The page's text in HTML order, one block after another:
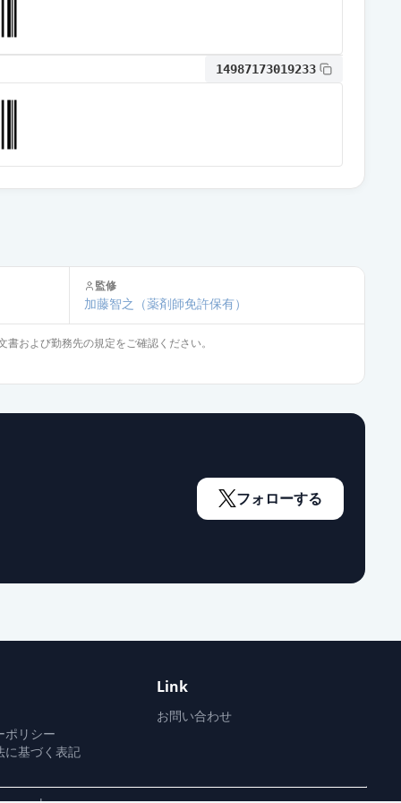
14987173019233
監修
加藤智之 （薬剤師免許保有）
および勤務先の規定をご確認ください。
フォローする
ポリシー
に基づく表記
Link
お問い合わせ